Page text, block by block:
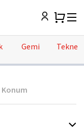
Gemi Tekne
Konum